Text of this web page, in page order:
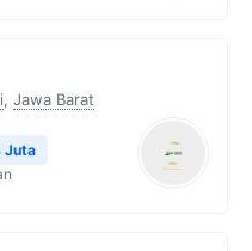
, Jawa Barat
Juta